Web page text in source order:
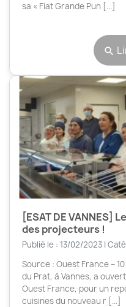
sa « Fiat Grande Pun [...]
search
[ESAT DE VANNES]
des projecteurs !
Publié le : 13/02/2023 |
Source : Ouest France –
du Prat, à Vannes, a
Ouest France, pour un
cuisines du nouveau r [...]